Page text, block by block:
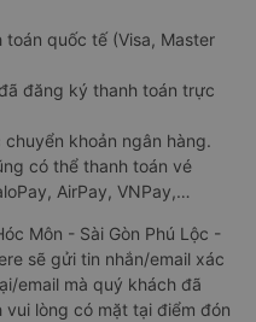
quốc tế (Visa, Master
đăng ký thanh toán trực
khoản ngân hàng.
có thể thanh toán vé
AirPay, VNPay,…
Môn - Sài Gòn Phú Lộc -
sẽ gửi tin nhắn/email xác
email mà quý khách đã
lòng có mặt tại điểm đón